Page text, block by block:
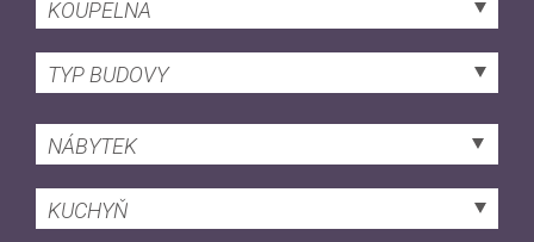
KOUPELNA
TYP BUDOVY
NÁBYTEK
KUCHYŇ